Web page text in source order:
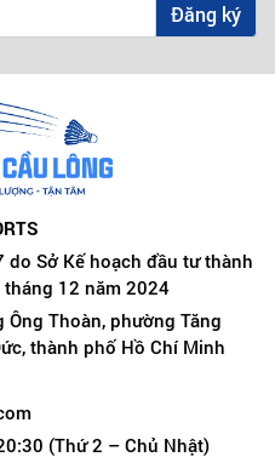
Đăng ký
Sở Kế hoạch đầu tư thành
12 năm 2024
Thoàn, phường Tăng
thành phố Hồ Chí Minh
(Thứ 2 – Chủ Nhật)